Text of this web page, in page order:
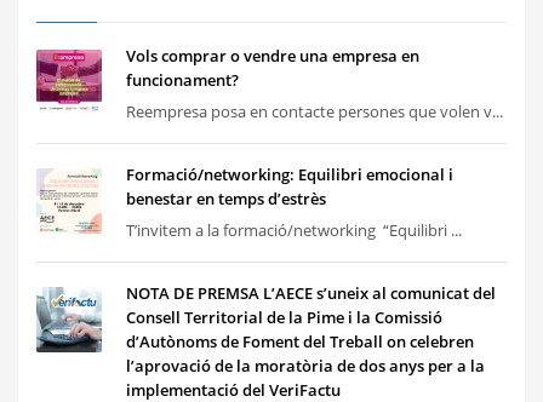
Vols comprar o vendre una empresa en
funcionament?
Reempresa posa en contacte persones que volen v...
Formació/networking: Equilibri emocional i
benestar en temps d’estrès
T’invitem a la formació/networking “Equilibri ...
NOTA DE PREMSA L’AECE s’uneix al comunicat del
Consell Territorial de la Pime i la Comissió
d’Autònoms de Foment del Treball on celebren
l’aprovació de la moratòria de dos anys per a la
implementació del VeriFactu